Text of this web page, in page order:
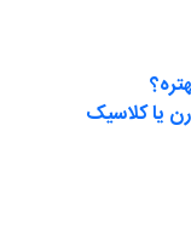
یا کلاسیک